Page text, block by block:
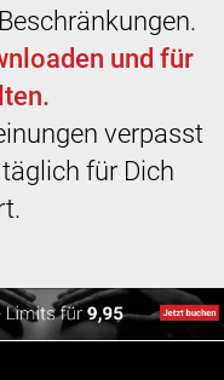
und für
verpasst
für Dich